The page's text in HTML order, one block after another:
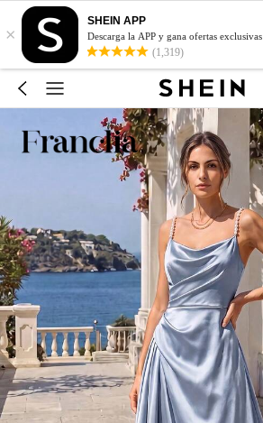
×
SHEIN APP
Descarga la APP y gana ofertas exclusivas
(1,319)